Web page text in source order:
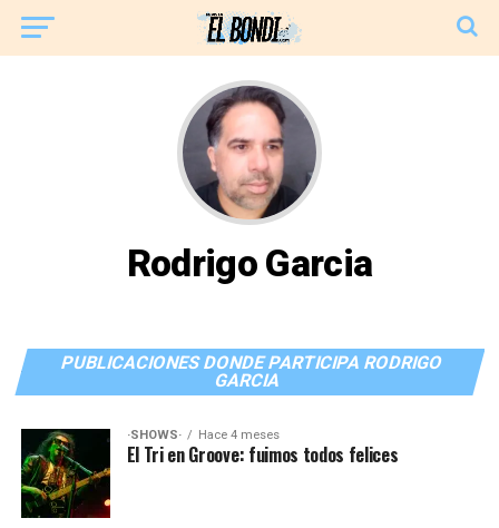
Rodrigo Garcia
PUBLICACIONES DONDE PARTICIPA RODRIGO
GARCIA
·SHOWS· Hace 4 meses
El Tri en Groove: fuimos todos felices